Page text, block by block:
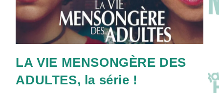
LA VIE MENSONGÈRE DES
ADULTES, la série !